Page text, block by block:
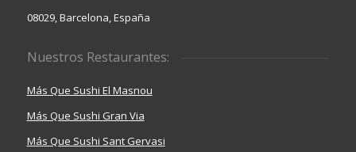
08029, Barcelona, España
Nuestros Restaurantes:
Más Que Sushi El Masnou
Más Que Sushi Gran Via
Más Que Sushi Sant Gervasi